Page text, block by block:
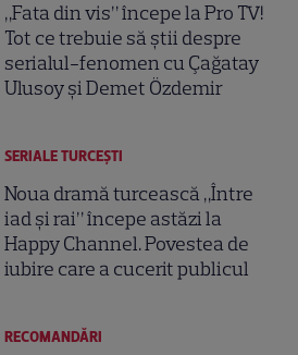
„Fata din vis” începe la Pro TV!
Tot ce trebuie să știi despre
serialul-fenomen cu Çağatay
Ulusoy și Demet Özdemir
SERIALE TURCEŞTI
Noua dramă turcească „Între
iad și rai” începe astăzi la
Happy Channel. Povestea de
iubire care a cucerit publicul
RECOMANDĂRI